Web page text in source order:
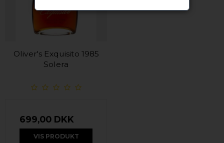
Oliver's Exquisito 1985
Solera
699,00 DKK
VIS PRODUKT